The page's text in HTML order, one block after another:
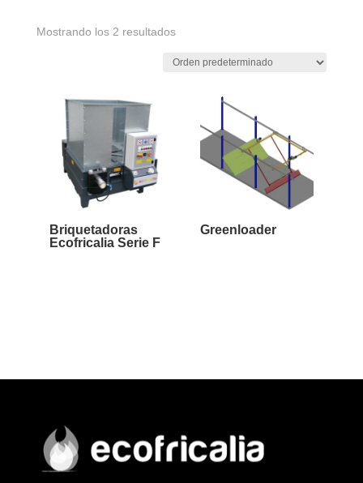
Mostrando los 2 resultados
Briquetadoras
Ecofricalia Serie F
Greenloader